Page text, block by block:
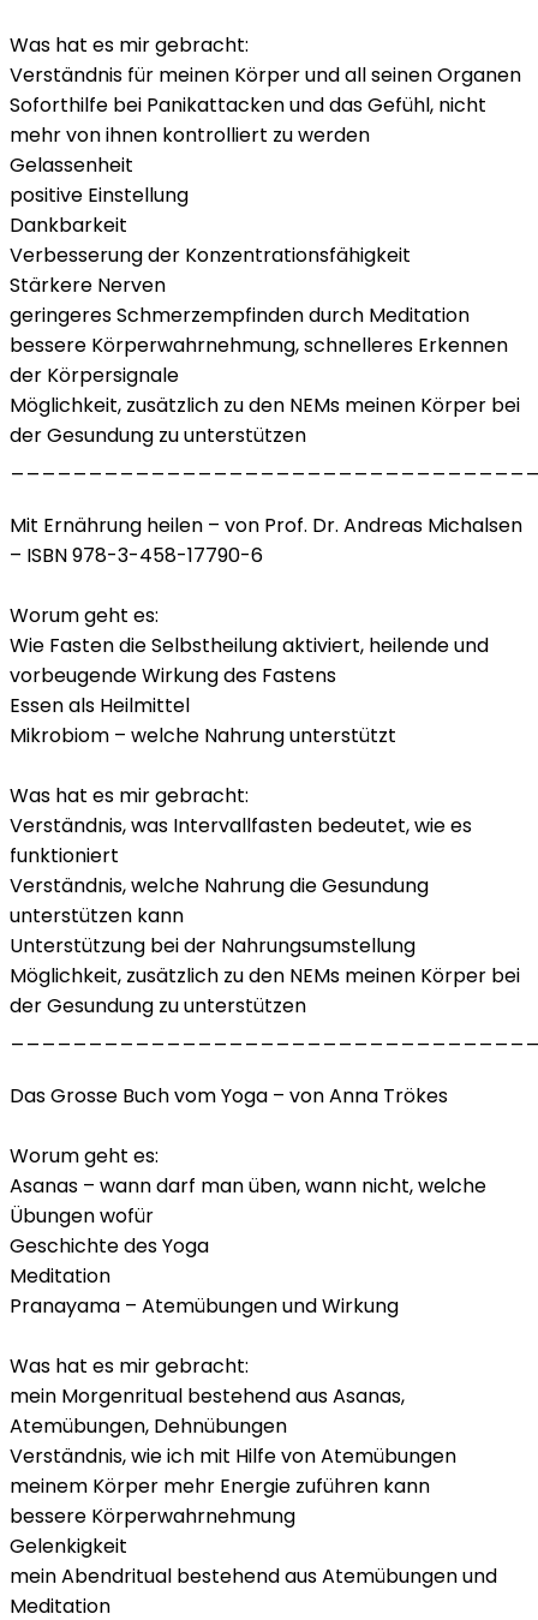
Was hat es mir gebracht:
Verständnis für meinen Körper und all seinen Organen
Soforthilfe bei Panikattacken und das Gefühl, nicht
mehr von ihnen kontrolliert zu werden
Gelassenheit
positive Einstellung
Dankbarkeit
Verbesserung der Konzentrationsfähigkeit
Stärkere Nerven
geringeres Schmerzempfinden durch Meditation
bessere Körperwahrnehmung, schnelleres Erkennen
der Körpersignale
Möglichkeit, zusätzlich zu den NEMs meinen Körper bei
der Gesundung zu unterstützen
Mit Ernährung heilen – von Prof. Dr. Andreas Michalsen
– ISBN 978-3-458-17790-6
Worum geht es:
Wie Fasten die Selbstheilung aktiviert, heilende und
vorbeugende Wirkung des Fastens
Essen als Heilmittel
Mikrobiom – welche Nahrung unterstützt
Was hat es mir gebracht:
Verständnis, was Intervallfasten bedeutet, wie es
funktioniert
Verständnis, welche Nahrung die Gesundung
unterstützen kann
Unterstützung bei der Nahrungsumstellung
Möglichkeit, zusätzlich zu den NEMs meinen Körper bei
der Gesundung zu unterstützen
Das Grosse Buch vom Yoga – von Anna Trökes
Worum geht es:
Asanas – wann darf man üben, wann nicht, welche
Übungen wofür
Geschichte des Yoga
Meditation
Pranayama – Atemübungen und Wirkung
Was hat es mir gebracht:
mein Morgenritual bestehend aus Asanas,
Atemübungen, Dehnübungen
Verständnis, wie ich mit Hilfe von Atemübungen
meinem Körper mehr Energie zuführen kann
bessere Körperwahrnehmung
Gelenkigkeit
mein Abendritual bestehend aus Atemübungen und
Meditation